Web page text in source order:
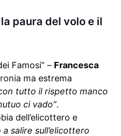
paura del volo e il
Famosi” – Francesca
ma estrema
tutto il rispetto manco
ci vado”.
dell’elicottero e
a salire sull’elicottero